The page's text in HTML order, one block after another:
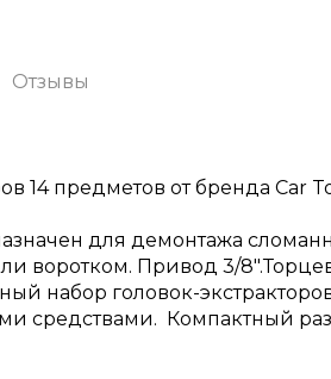
Отзывы
14 предметов от бренда Car
для демонтажа
воротком. Привод 3/
набор головок-
средствами. Компактный